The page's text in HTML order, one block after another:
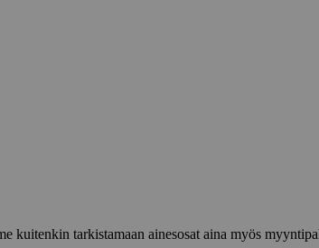
kuitenkin tarkistamaan ainesosat aina myös